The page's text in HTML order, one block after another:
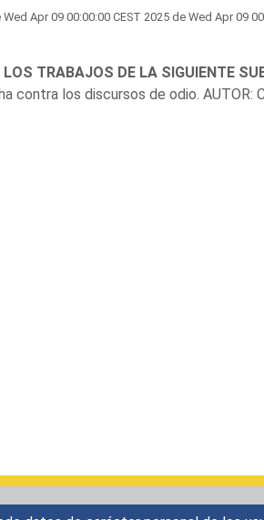
Apr 09 00:00:00 CEST 2025 de Wed Apr 09
TRABAJOS DE LA SIGUIENTE
contra los discursos de odio. AUTOR: